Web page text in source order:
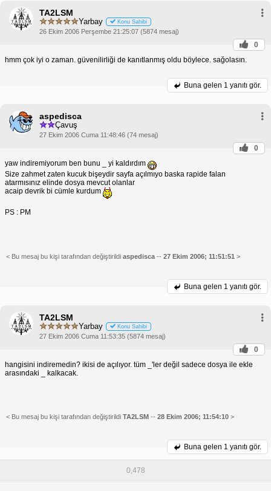
TA2LSM
Yarbay Konu Sahibi
26 Ekim 2006 Perşembe 21:25:07 (5874 mesaj)
0
hmm çok iyi o zaman. güvenilirliği de kanıtlanmış oldu böylece. sağolasın.
Buna gelen 1 yanıtı gör.
aspedisca
Çavuş
27 Ekim 2006 Cuma 11:48:46 (74 mesaj)
0
yaw indiremiyorum ben bunu _ yi kaldırdım
Size zahmet zaten kucuk bişeydir sayfa açılmıyo baska rapide falan
atarmısınız elinde dosya mevcut olanlar
acaip devrik bi cümle kurdum
PS : PM
< Bu mesaj bu kişi tarafından değiştirildi aspedisca -- 27 Ekim 2006; 11:51:51 >
Buna gelen 1 yanıtı gör.
TA2LSM
Yarbay Konu Sahibi
27 Ekim 2006 Cuma 11:53:35 (5874 mesaj)
0
hangisini indiremedin? ikisi de açılıyor. tüm _'ler değil sadece dosya ile ekle
arasındaki _ kalkacak.
< Bu mesaj bu kişi tarafından değiştirildi TA2LSM -- 28 Ekim 2006; 11:54:10 >
Buna gelen 1 yanıtı gör.
0,478